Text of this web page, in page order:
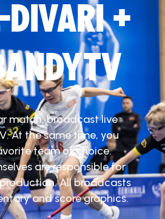
DIVARI +
match, broadcast live
At the same time, you
team of choice.
are responsible for
All broadcasts
and score graphics.